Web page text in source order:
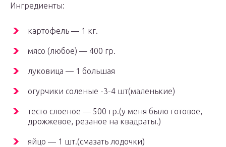
Ингредиенты:
картофель — 1 кг.
мясо (любое) — 400 гр.
луковица — 1 большая
огурчики соленые -3-4 шт(маленькие)
тесто слоеное — 500 гр.(у меня было готовое,
дрожжевое, резаное на квадраты.)
яйцо — 1 шт.(смазать лодочки)